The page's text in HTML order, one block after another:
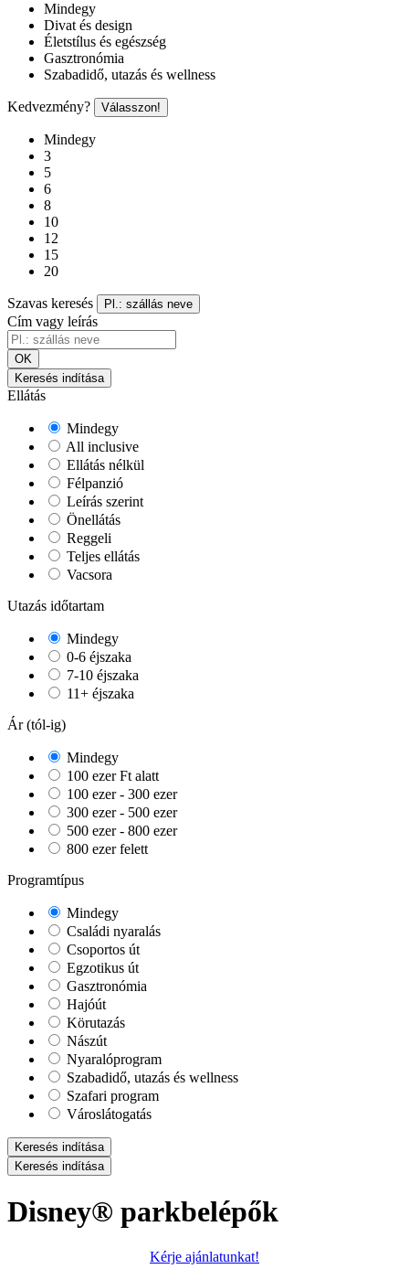
Mindegy
Divat és design
Életstílus és egészség
Gasztronómia
Szabadidő, utazás és wellness
Kedvezmény? Válasszon!
Mindegy
3
5
6
8
10
12
15
20
Szavas keresés Pl.: szállás neve
Cím vagy leírás
OK
Keresés indítása
Ellátás
Mindegy
All inclusive
Ellátás nélkül
Félpanzió
Leírás szerint
Önellátás
Reggeli
Teljes ellátás
Vacsora
Utazás időtartam
Mindegy
0-6 éjszaka
7-10 éjszaka
11+ éjszaka
Ár (tól-ig)
Mindegy
100 ezer Ft alatt
100 ezer - 300 ezer
300 ezer - 500 ezer
500 ezer - 800 ezer
800 ezer felett
Programtípus
Mindegy
Családi nyaralás
Csoportos út
Egzotikus út
Gasztronómia
Hajóút
Körutazás
Nászút
Nyaralóprogram
Szabadidő, utazás és wellness
Szafari program
Városlátogatás
Keresés indítása
Keresés indítása
Disney® parkbelépők
Kérje ajánlatunkat!